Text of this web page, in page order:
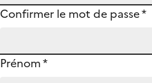
Confirmer le mot de passe*
Prénom*